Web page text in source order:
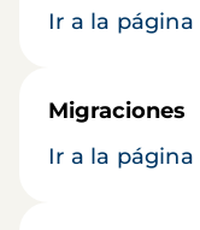
Ir a la
Migraciones
Ir a la